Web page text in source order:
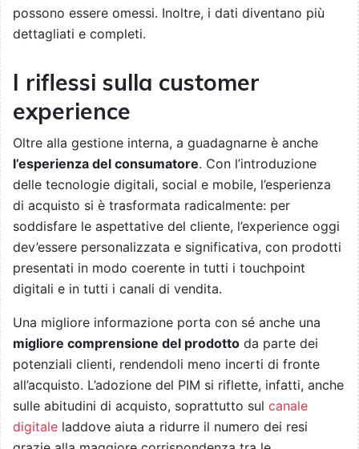
possono essere omessi. Inoltre, i dati diventano più
dettagliati e completi.
I riflessi sulla customer
experience
Oltre alla gestione interna, a guadagnarne è anche
l’esperienza del consumatore. Con l’introduzione
delle tecnologie digitali, social e mobile, l’esperienza
di acquisto si è trasformata radicalmente: per
soddisfare le aspettative del cliente, l’experience oggi
dev’essere personalizzata e significativa, con prodotti
presentati in modo coerente in tutti i touchpoint
digitali e in tutti i canali di vendita.
Una migliore informazione porta con sé anche una
migliore comprensione del prodotto da parte dei
potenziali clienti, rendendoli meno incerti di fronte
all’acquisto. L’adozione del PIM si riflette, infatti, anche
sulle abitudini di acquisto, soprattutto sul canale
digitale laddove aiuta a ridurre il numero dei resi